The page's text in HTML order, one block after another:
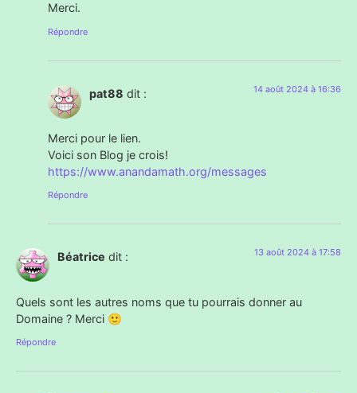
Merci.
Répondre
pat88 dit : 14 août 2024 à 16:36
Merci pour le lien.
Voici son Blog je crois!
https://www.anandamath.org/messages
Répondre
Béatrice dit : 13 août 2024 à 17:58
Quels sont les autres noms que tu pourrais donner au
Domaine ? Merci 🙂
Répondre